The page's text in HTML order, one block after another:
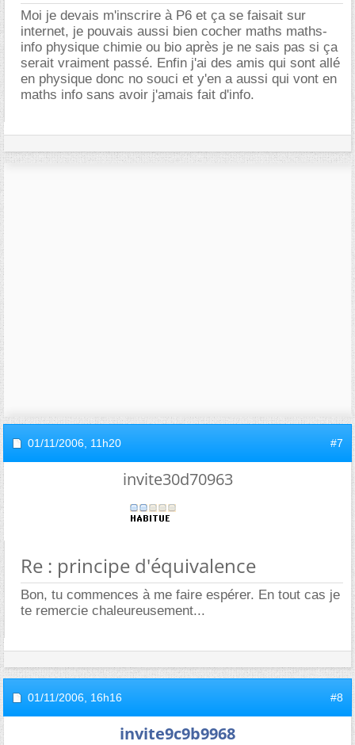
Moi je devais m'inscrire à P6 et ça se faisait sur
internet, je pouvais aussi bien cocher maths maths-
info physique chimie ou bio après je ne sais pas si ça
serait vraiment passé. Enfin j'ai des amis qui sont allé
en physique donc no souci et y'en a aussi qui vont en
maths info sans avoir j'amais fait d'info.
01/11/2006, 11h20 #7
invite30d70963
Re : principe d'équivalence
Bon, tu commences à me faire espérer. En tout cas je
te remercie chaleureusement...
01/11/2006, 16h16 #8
invite9c9b9968